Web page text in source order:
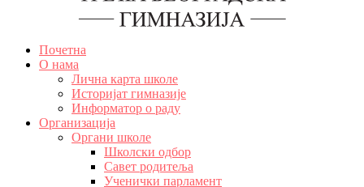
Почетна
О нама
Лична карта школе
Историјат гимназије
Информатор о раду
Организација
Органи школе
Школски одбор
Савет родитеља
Ученички парламент